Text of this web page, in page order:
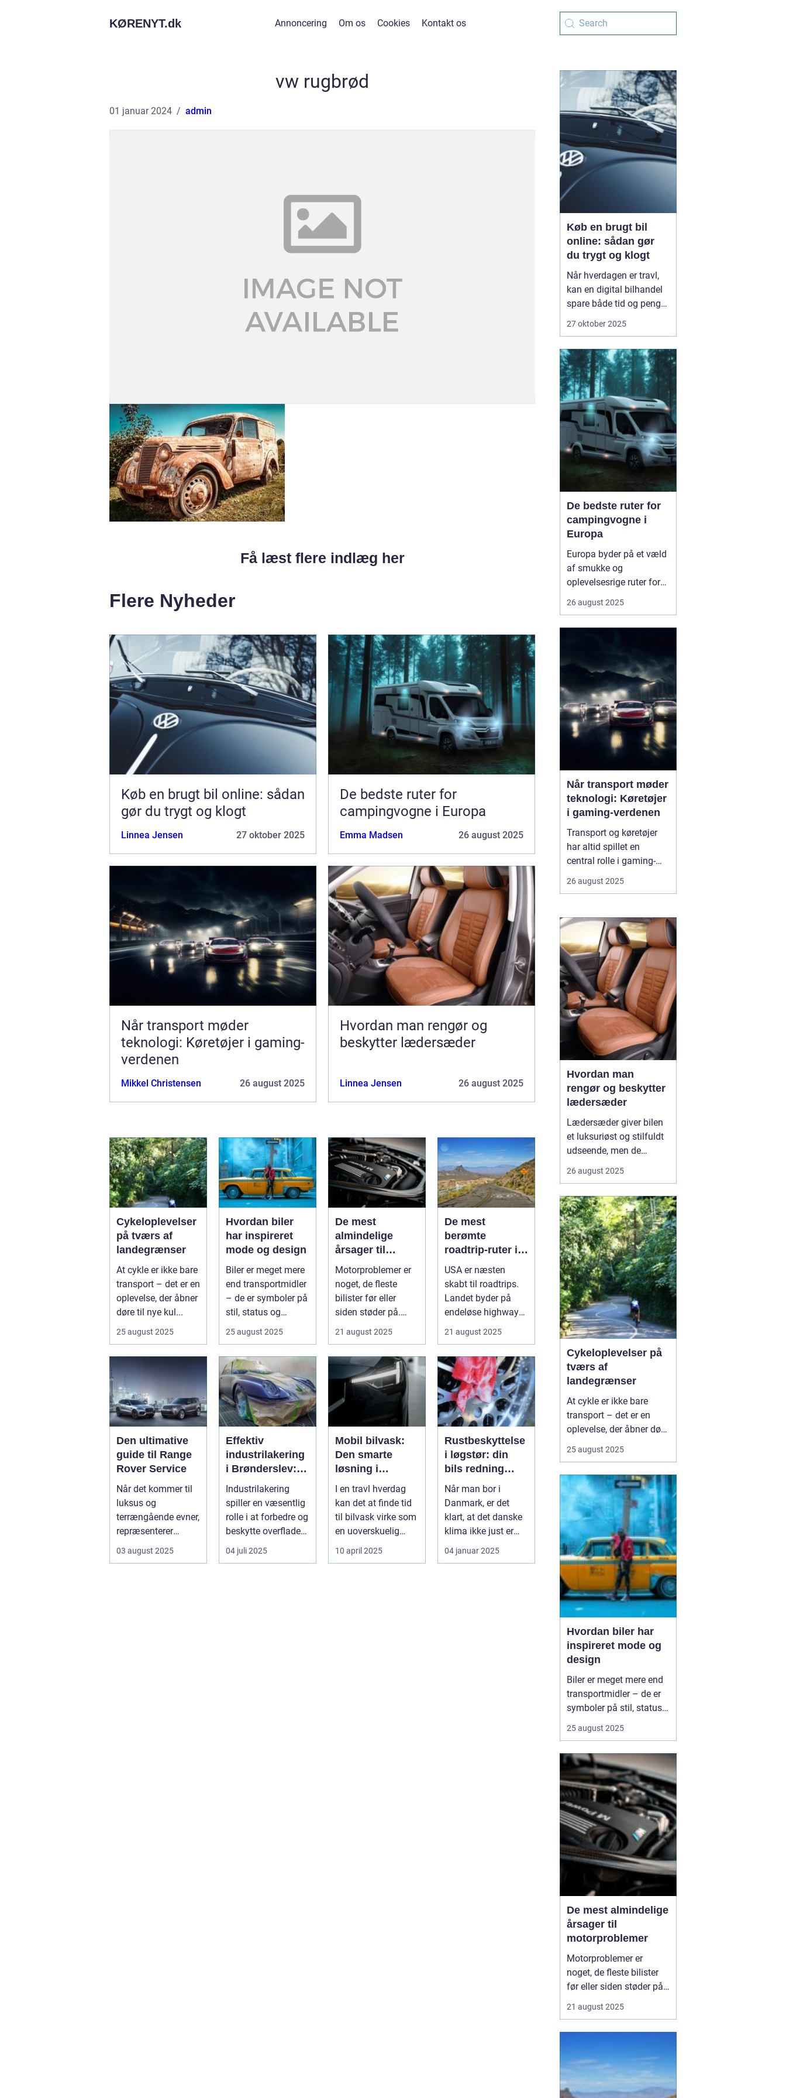
KØRENYT.dk Annoncering Om os Cookies Kontakt os
vw rugbrød
01 januar 2024 admin
Få læst flere indlæg her
Flere Nyheder
Køb en brugt bil online: sådan
gør du trygt og klogt
Linnea Jensen 27 oktober 2025
De bedste ruter for
campingvogne i Europa
Emma Madsen 26 august 2025
Når transport møder
teknologi: Køretøjer i gaming-
verdenen
Mikkel Christensen 26 august 2025
Hvordan man rengør og
beskytter lædersæder
Linnea Jensen 26 august 2025
Cykeloplevelser
på tværs af
landegrænser
At cykle er ikke bare
transport – det er en
oplevelse, der åbner
døre til nye kul...
25 august 2025
Hvordan biler
har inspireret
mode og design
Biler er meget mere
end transportmidler
– de er symboler på
stil, status og
25 august 2025
De mest
almindelige
årsager til
motorproblemer
Motorproblemer er
noget, de fleste
bilister før eller
siden støder på.
21 august 2025
De mest
berømte
roadtrip-ruter i
USA
USA er næsten
skabt til roadtrips.
Landet byder på
endeløse highways,
21 august 2025
Den ultimative
guide til Range
Rover Service
Når det kommer til
luksus og
terrængående evner,
repræsenterer
03 august 2025
Effektiv
industrilakering
i Brønderslev:
En
dybdegående
guide
Industrilakering
spiller en væsentlig
rolle i at forbedre og
beskytte overflader i
forskellige...
04 juli 2025
Mobil bilvask:
Den smarte
løsning i
Storkøbenhavn
I en travl hverdag
kan det at finde tid
til bilvask virke som
en uoverskuelig
opgave. Især i S...
10 april 2025
Rustbeskyttelse
i løgstør: din
bils redning
mod det danske
klima
Når man bor i
Danmark, er det
klart, at det danske
klima ikke just er
den bedste ven for
bilen...
04 januar 2025
Køb en brugt bil
online: sådan gør
du trygt og klogt
Når hverdagen er travl,
kan en digital bilhandel
spare både tid og penge.
Mange danskere finder i
stort, priserne er
gennemsigtige, og
processen er blevet mere
sikker. Nø...
27 oktober 2025
De bedste ruter for
campingvogne i
Europa
Europa byder på et væld
af smukke og
oplevelsesrige ruter for
kystnære veje med
charmerende landsbyer,
er mulighederne mange.
Campingvognen giver
friheden til ...
26 august 2025
Når transport møder
teknologi: Køretøjer
i gaming-verdenen
Transport og køretøjer
har altid spillet en
central rolle i gaming-
racingspil til futuristiske
motorcykler og lastbiler
spillerne mulighed for at
opleve fart, strategi og
teknologi p&ari...
26 august 2025
Hvordan man
rengør og beskytter
lædersæder
Lædersæder giver bilen
et luksuriøst og stilfuldt
udseende, men de
for at bevare deres
Uden korrekt rengøring
og beskyttelse kan læder
blive tør...
26 august 2025
Cykeloplevelser på
tværs af
landegrænser
At cykle er ikke bare
transport – det er en
oplevelse, der åbner døre
landskaber og møder
flere vælger at tage
cyklen med på ferien, og
det giver en helt særlig
fri...
25 august 2025
Hvordan biler har
inspireret mode og
design
Biler er meget mere end
transportmidler – de er
symboler på stil, status
tiden har bilernes former,
tydelige spor i mode- og
designverdenen. Fra de
glinsende kromdetaljer i
1950’ernes C...
25 august 2025
De mest almindelige
årsager til
motorproblemer
Motorproblemer er
noget, de fleste bilister
før eller siden støder på.
som små drillerier, andre
hjælp. Ofte skyldes
problemerne ikke en ...
21 august 2025